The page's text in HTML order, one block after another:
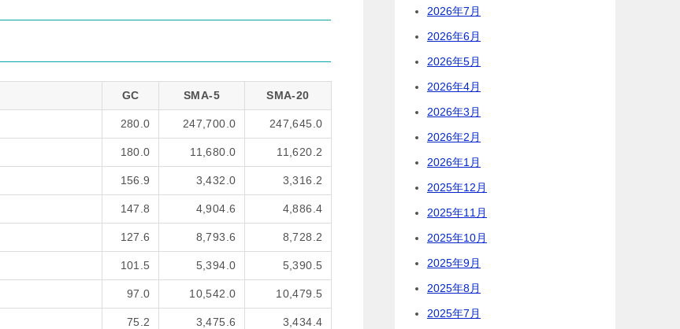
GC SMA-5 SMA-20
280.0 247,700.0 247,645.0
180.0 11,680.0 11,620.2
156.9 3,432.0 3,316.2
147.8 4,904.6 4,886.4
127.6 8,793.6 8,728.2
101.5 5,394.0 5,390.5
97.0 10,542.0 10,479.5
75.2 3,475.6 3,434.4
2026年7月
2026年6月
2026年5月
2026年4月
2026年3月
2026年2月
2026年1月
2025年12月
2025年11月
2025年10月
2025年9月
2025年8月
2025年7月